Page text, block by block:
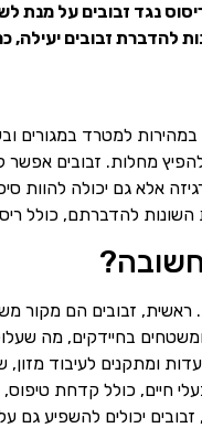
נגד זבובים על מנת
להדברת זבובים יעילה,
במהירות למטרד במגורים
להפיץ מחלות. זבובים
אלא גם יכולה להוות
להדברתם, כולל
ראשית, זבובים הם מקור
בחיידקים, מה
ומתקנים לעיבוד מזון,
חיים, כולל קדחת
יכולים להשפיע גם